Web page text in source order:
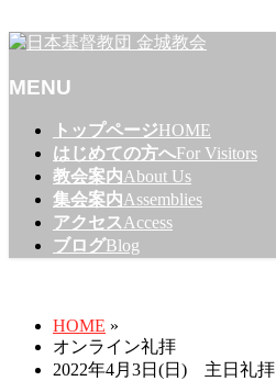
MENU
トップページHOME
はじめての方へFor Visitors
教会案内About Us
集会案内Assemblies
アクセスAccess
ブログBlog
HOME »
オンライン礼拝
2022年4月3日(日) 主日礼拝